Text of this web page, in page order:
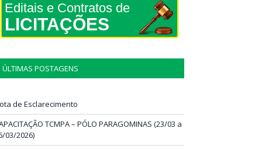
Editais e Contratos de
LICITAÇÕES
ÚLTIMAS POSTAGENS
de Esclarecimento
TCMPA – PÓLO PARAGOMINAS (23/03 a
03/2026)